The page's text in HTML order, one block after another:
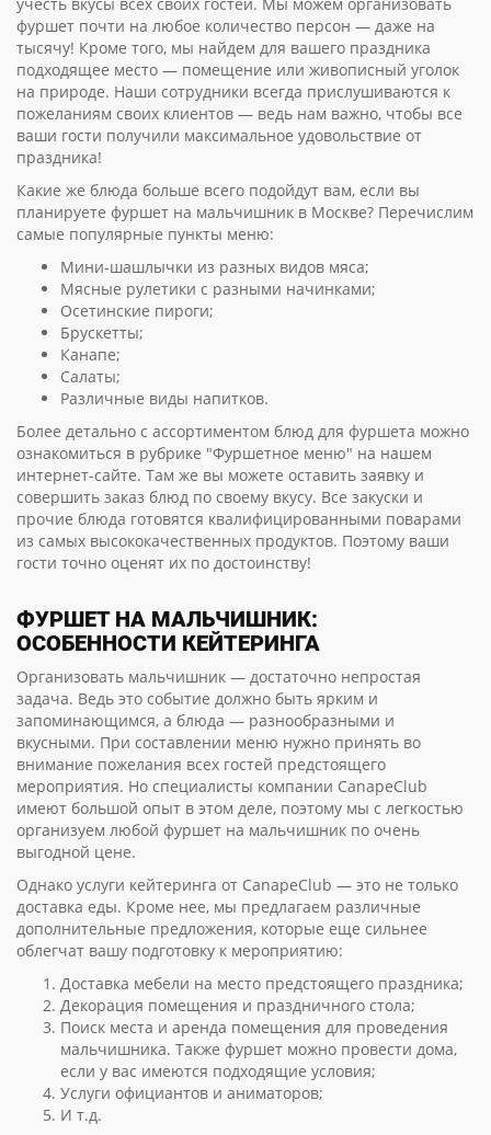
фуршет почти на любое количество персон — даже на
тысячу! Кроме того, мы найдем для вашего праздника
подходящее место — помещение или живописный уголок
на природе. Наши сотрудники всегда прислушиваются к
пожеланиям своих клиентов — ведь нам важно, чтобы все
ваши гости получили максимальное удовольствие от
праздника!
Какие же блюда больше всего подойдут вам, если вы
планируете фуршет на мальчишник в Москве? Перечислим
самые популярные пункты меню:
Мини-шашлычки из разных видов мяса;
Мясные рулетики с разными начинками;
Осетинские пироги;
Брускетты;
Канапе;
Салаты;
Различные виды напитков.
Более детально с ассортиментом блюд для фуршета можно
ознакомиться в рубрике "Фуршетное меню" на нашем
интернет-сайте. Там же вы можете оставить заявку и
совершить заказ блюд по своему вкусу. Все закуски и
прочие блюда готовятся квалифицированными поварами
из самых высококачественных продуктов. Поэтому ваши
гости точно оценят их по достоинству!
ФУРШЕТ НА МАЛЬЧИШНИК:
ОСОБЕННОСТИ КЕЙТЕРИНГА
Организовать мальчишник — достаточно непростая
задача. Ведь это событие должно быть ярким и
запоминающимся, а блюда — разнообразными и
вкусными. При составлении меню нужно принять во
внимание пожелания всех гостей предстоящего
мероприятия. Но специалисты компании CanapeClub
имеют большой опыт в этом деле, поэтому мы с легкостью
организуем любой фуршет на мальчишник по очень
выгодной цене.
Однако услуги кейтеринга от CanapeClub — это не только
доставка еды. Кроме нее, мы предлагаем различные
дополнительные предложения, которые еще сильнее
облегчат вашу подготовку к мероприятию:
Доставка мебели на место предстоящего праздника;
Декорация помещения и праздничного стола;
Поиск места и аренда помещения для проведения
мальчишника. Также фуршет можно провести дома,
если у вас имеются подходящие условия;
Услуги официантов и аниматоров;
И т.д.